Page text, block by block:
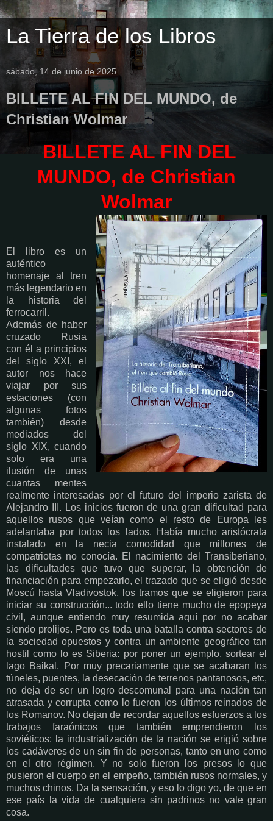
La Tierra de los Libros
sábado, 14 de junio de 2025
BILLETE AL FIN DEL MUNDO, de
Christian Wolmar
BILLETE AL FIN DEL
MUNDO, de Christian
Wolmar
El libro es un
auténtico
homenaje al tren
más legendario en
la historia del
ferrocarril.
Además de haber
cruzado Rusia
con él a principios
del siglo XXI, el
autor nos hace
viajar por sus
estaciones (con
algunas fotos
también) desde
mediados del
siglo XIX, cuando
solo era una
ilusión de unas
cuantas mentes
realmente interesadas por el futuro del imperio zarista de
Alejandro III. Los inicios fueron de una gran dificultad para
aquellos rusos que veían como el resto de Europa les
adelantaba por todos los lados. Había mucho aristócrata
instalado en la necia comodidad que millones de
compatriotas no conocía. El nacimiento del Transiberiano,
las dificultades que tuvo que superar, la obtención de
financiación para empezarlo, el trazado que se eligió desde
Moscú hasta Vladivostok, los tramos que se eligieron para
iniciar su construcción... todo ello tiene mucho de epopeya
civil, aunque entiendo muy resumida aquí por no acabar
siendo prolijos. Pero es toda una batalla contra sectores de
la sociedad opuestos y contra un ambiente geográfico tan
hostil como lo es Siberia: por poner un ejemplo, sortear el
lago Baikal. Por muy precariamente que se acabaran los
túneles, puentes, la desecación de terrenos pantanosos, etc,
no deja de ser un logro descomunal para una nación tan
atrasada y corrupta como lo fueron los últimos reinados de
los Romanov. No dejan de recordar aquellos esfuerzos a los
trabajos faraónicos que también emprendieron los
soviéticos: la industrialización de la nación se erigió sobre
los cadáveres de un sin fin de personas, tanto en uno como
en el otro régimen. Y no solo fueron los presos lo que
pusieron el cuerpo en el empeño, también rusos normales, y
muchos chinos. Da la sensación, y eso lo digo yo, de que en
ese país la vida de cualquiera sin padrinos no vale gran
cosa.